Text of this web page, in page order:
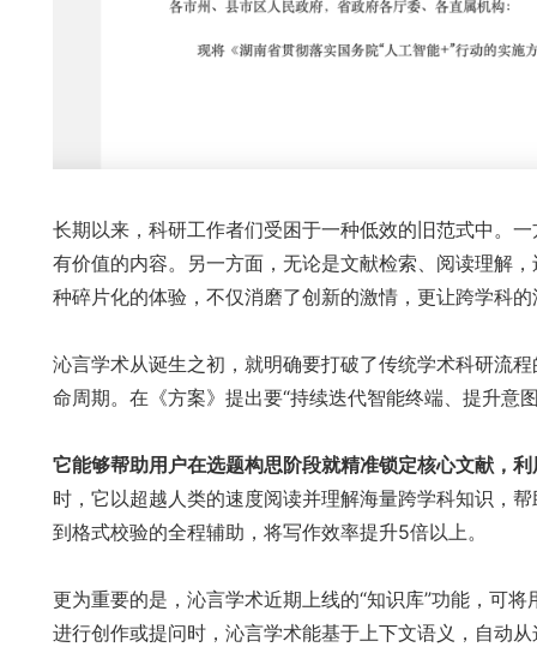
长期以来，科研工作者们受困于一种低效的旧范式中。
有价值的内容。另一方面，无论是文献检索、阅读理解
种碎片化的体验，不仅消磨了创新的激情，更让跨学科
沁言学术从诞生之初，就明确要打破了传统学术科研流
命周期。在《方案》提出要“持续迭代智能终端、提升意
它能够帮助用户在选题构思阶段就精准锁定核心文献，
时，它以超越人类的速度阅读并理解海量跨学科知识，
到格式校验的全程辅助，将写作效率提升5倍以上。
更为重要的是，沁言学术近期上线的“知识库”功能，可
进行创作或提问时，沁言学术能基于上下文语义，自动